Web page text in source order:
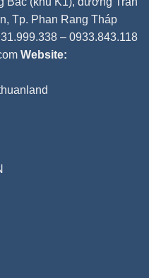
Tp. Phan Rang Tháp
– 0933.843.118
Website: